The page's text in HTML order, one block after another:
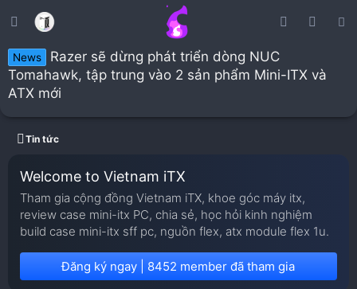
News
Razer sẽ dừng phát triển dòng NUC
Tomahawk, tập trung vào 2 sản phẩm Mini-ITX và
ATX mới
Tin tức
Welcome to Vietnam iTX
Tham gia cộng đồng Vietnam iTX, khoe góc máy itx,
review case mini-itx PC, chia sẻ, học hỏi kinh nghiệm
build case mini-itx sff pc, nguồn flex, atx module flex 1u.
Đăng ký ngay | 8452 member đã tham gia